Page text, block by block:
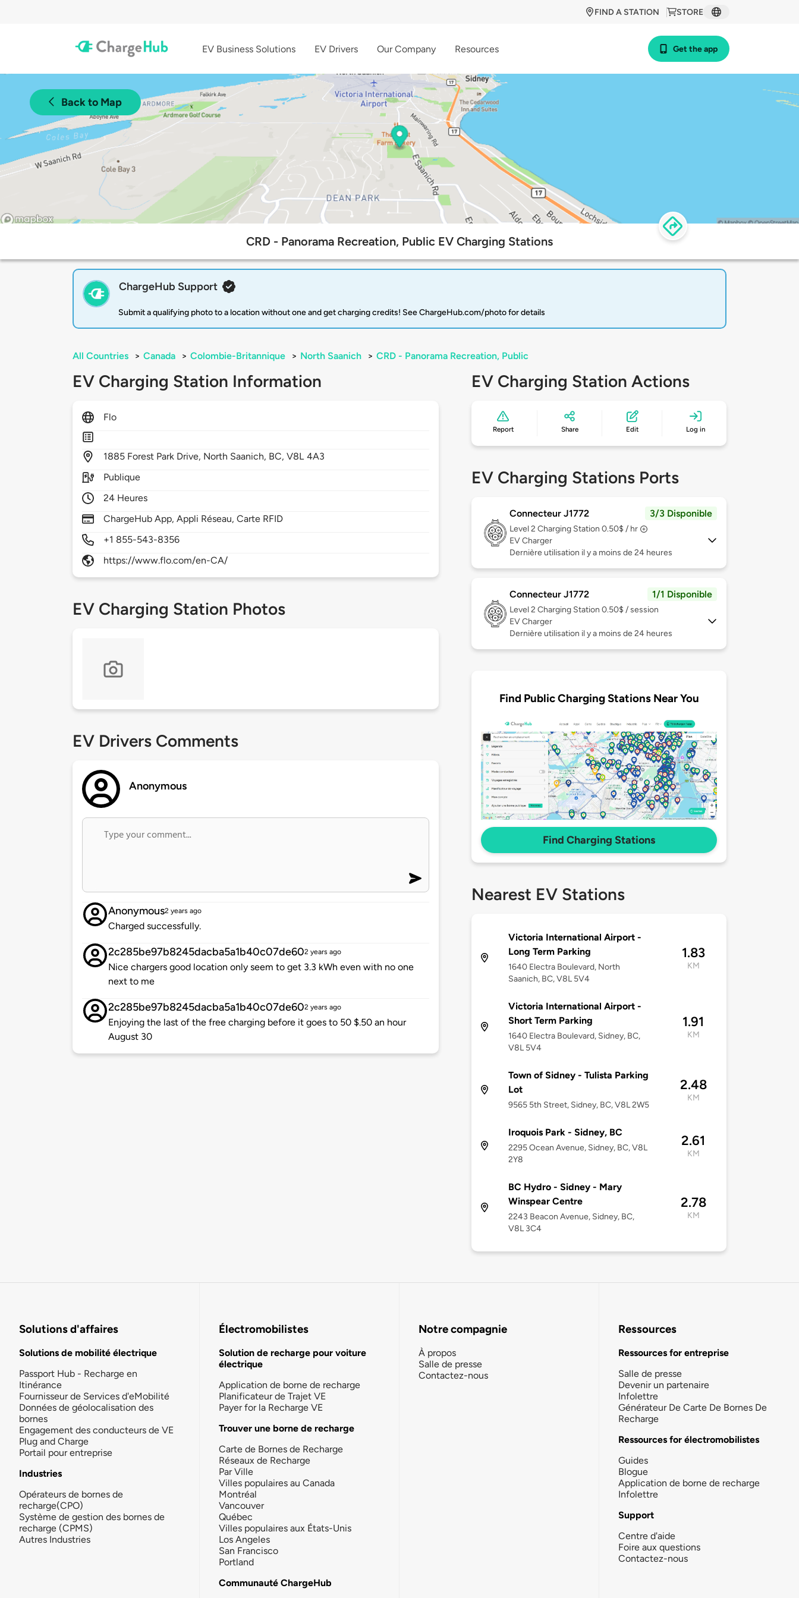
STORE
FIND A STATION
EV Business Solutions EV Drivers Our Company Resources Get the app
Back to Map
CRD - Panorama Recreation, Public EV Charging Stations
ChargeHub Support
Submit a qualifying photo to a location without one and get charging credits! See ChargeHub.com/photo for details
All Countries > Canada > Colombie-Britannique > North Saanich > CRD - Panorama Recreation, Public
EV Charging Station Information
Flo
1885 Forest Park Drive, North Saanich, BC,V8L 4A3
Publique
24 Heures
ChargeHub App, Appli Réseau, Carte RFID
+1 855-543-8356
https://www.flo.com/en-CA/
EV Charging Station Photos
EV Drivers Comments
Anonymous
Anonymous2 years ago
Charged successfully.
2c285be97b8245dacba5a1b40c07de602 years ago
Nice chargers good location only seem to get 3.3 kWh even with no one
next to me
2c285be97b8245dacba5a1b40c07de602 years ago
Enjoying the last of the free charging before it goes to 50 $.50 an hour
August 30
EV Charging Station Actions
Report Share Edit Log in
EV Charging Stations Ports
Connecteur J1772 3/3 Disponible
Level 2 Charging Station 0.50$ / hr
EV Charger
Dernière utilisation il y a moins de 24 heures
Connecteur J1772 1/1 Disponible
Level 2 Charging Station 0.50$ / session
EV Charger
Dernière utilisation il y a moins de 24 heures
Find Public Charging Stations Near You
Find Charging Stations
Nearest EV Stations
Victoria International Airport -
Long Term Parking
1640 Electra Boulevard, North
Saanich, BC, V8L 5V4
1.83
KM
Victoria International Airport -
Short Term Parking
1640 Electra Boulevard, Sidney, BC,
V8L 5V4
1.91
KM
Town of Sidney - Tulista Parking
Lot
9565 5th Street, Sidney, BC, V8L 2W5
2.48
KM
Iroquois Park - Sidney, BC
2295 Ocean Avenue, Sidney, BC, V8L
2Y8
2.61
KM
BC Hydro - Sidney - Mary
Winspear Centre
2243 Beacon Avenue, Sidney, BC,
V8L 3C4
2.78
KM
Solutions d'affaires
Solutions de mobilité électrique
Passport Hub - Recharge en
Itinérance
Fournisseur de Services d'eMobilité
Données de géolocalisation des
bornes
Engagement des conducteurs de VE
Plug and Charge
Portail pour entreprise
Industries
Opérateurs de bornes de
recharge(CPO)
Système de gestion des bornes de
recharge (CPMS)
Autres Industries
Électromobilistes
Solution de recharge pour voiture
électrique
Application de borne de recharge
Planificateur de Trajet VE
Payer for la Recharge VE
Trouver une borne de recharge
Carte de Bornes de Recharge
Réseaux de Recharge
Par Ville
Villes populaires au Canada
Montréal
Vancouver
Québec
Villes populaires aux États-Unis
Los Angeles
San Francisco
Portland
Communauté ChargeHub
Notre compagnie
À propos
Salle de presse
Contactez-nous
Ressources
Ressources for entreprise
Salle de presse
Devenir un partenaire
Infolettre
Générateur De Carte De Bornes De
Recharge
Ressources for électromobilistes
Guides
Blogue
Application de borne de recharge
Infolettre
Support
Centre d'aide
Foire aux questions
Contactez-nous